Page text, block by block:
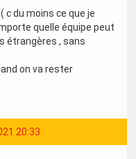
du moins ce que je
quelle équipe peut
étrangères , sans
on va rester
20:33